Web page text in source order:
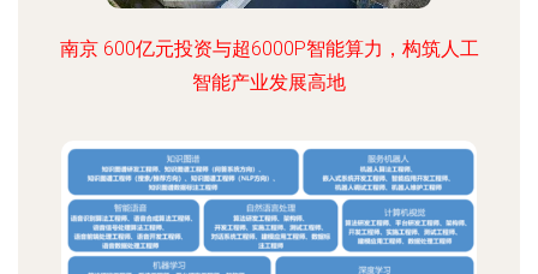
南京 600亿元投资与超6000P智能算力，构筑人工
智能产业发展高地